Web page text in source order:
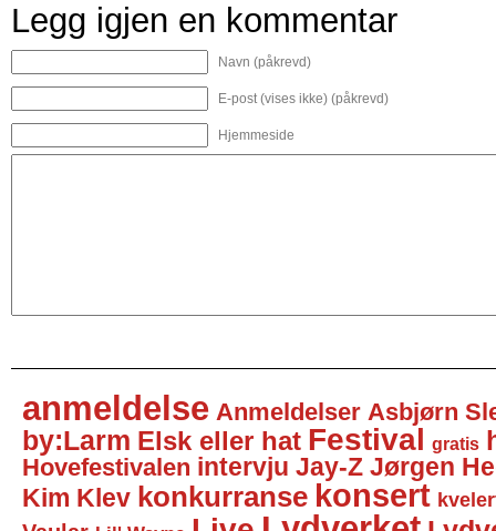
Legg igjen en kommentar
Navn (påkrevd)
E-post (vises ikke) (påkrevd)
Hjemmeside
anmeldelse Anmeldelser Asbjørn
by:Larm Elsk eller hat Festival gratis
Hovefestivalen intervju Jay-Z Jørgen
Kim Klev konkurranse konsert